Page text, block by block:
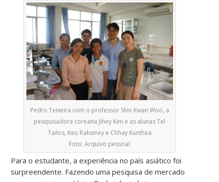
Pedro Teixeira com o professor Shin Kwan Woo, a
pesquisadora coreana Jihey Kim e as alunas Tel
Tailos, Keo Raksmey e Chhay Kunthea
Foto: Arquivo pessoal
Para o estudante, a experiência no país asiático foi
surpreendente. Fazendo uma pesquisa de mercado